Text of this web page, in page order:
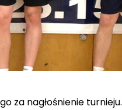
za nagłośnienie turnieju.